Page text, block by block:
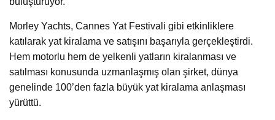
Morley Yachts, Cannes Yat Festivali gibi etkinliklere
katılarak yat kiralama ve satışını başarıyla gerçekleştirdi.
Hem motorlu hem de yelkenli yatların kiralanması ve
satılması konusunda uzmanlaşmış olan şirket, dünya
genelinde 100’den fazla büyük yat kiralama anlaşması
yürüttü.